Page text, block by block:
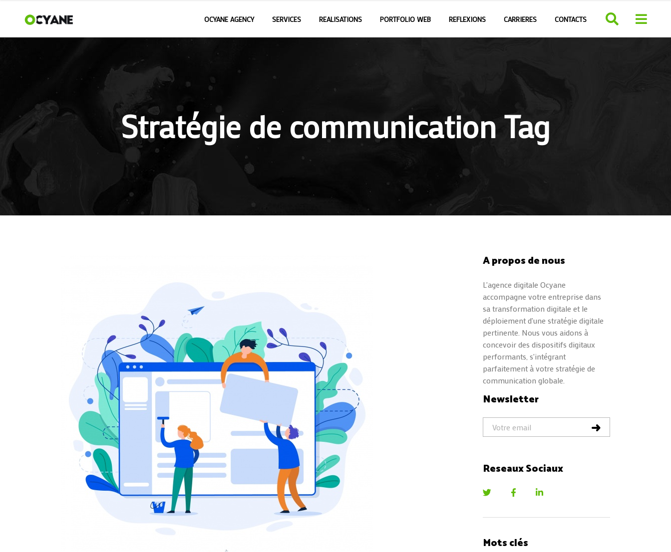
OCYANE AGENCY SERVICES REALISATIONS PORTFOLIO WEB REFLEXIONS CARRIERES CONTACTS
Stratégie de communication Tag
A propos de nous
L'agence digitale Ocyane
accompagne votre entreprise dans
sa transformation digitale et le
déploiement d'une stratégie digitale
pertinente. Nous vous aidons à
concevoir des dispositifs digitaux
performants, s'intégrant
parfaitement à votre stratégie de
communication globale.
Newsletter
Reseaux Sociaux
Mots clés